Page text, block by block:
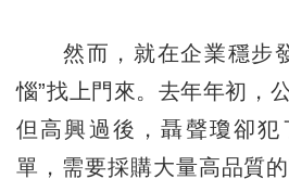
然而，就在企業穩步發
惱”找上門來。去年年初，
但高興過後，聶聲瓊卻
單，需要採購大量高品質